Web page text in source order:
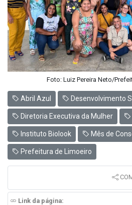
Foto: Luiz Pereira Neto/
Abril Azul Desenvolvimento
Diretoria Executiva da Mulher
Instituto Biolook Mês de
Prefeitura de Limoeiro
Link da página: